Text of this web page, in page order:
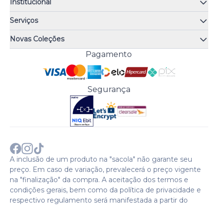
Institucional
Quem somos
Quiz de fragrâncias
Trocas e Devoluções
Troque Fácil
Perguntas Frequentes
Política de Pagamento
Política de Entrega
Política de Privacidade
Comprar com CNPJ?
Sobre a COTY no mundo
Serviços
Atendimento
Meus Pedidos
Trabalhe Conosco
Preferências de Cookies
Novas Coleções
Cenoura & Bronze
Pagamento
Segurança
A inclusão de um produto na "sacola" não garante seu
preço. Em caso de variação, prevalecerá o preço vigente
na "finalização" da compra. A aceitação dos termos e
condições gerais, bem como da política de privacidade e
respectivo regulamento será manifestada a partir do